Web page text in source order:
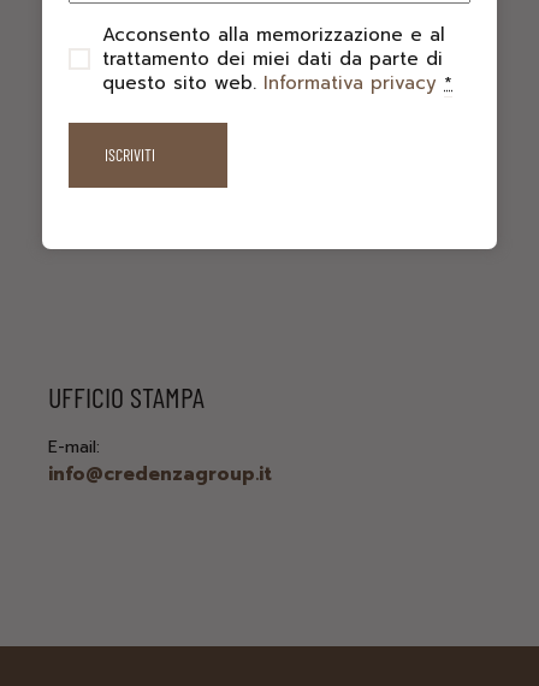
UFFICIO STAMPA
E-mail:
info@credenzagroup.it
PRIVACY
Acconsento alla memorizzazione e al
trattamento dei miei dati da parte di
questo sito web. Informativa privacy *